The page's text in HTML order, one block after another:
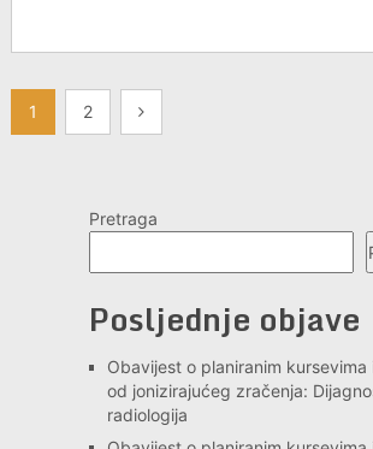
Posts
1 2
Pretraga
Posljednje objave
Obavijest o planiranim
od jonizirajućeg zračenja:
radiologija